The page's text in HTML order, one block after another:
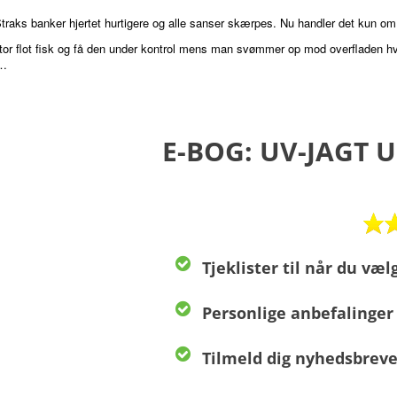
banker hjertet hurtigere og alle sanser skærpes. Nu handler det kun
flot fisk og få den under kontrol mens man svømmer op mod overfladen
E-BOG: UV-JAGT
Tjeklister til når du
Personlige anbefalinger
Tilmeld dig